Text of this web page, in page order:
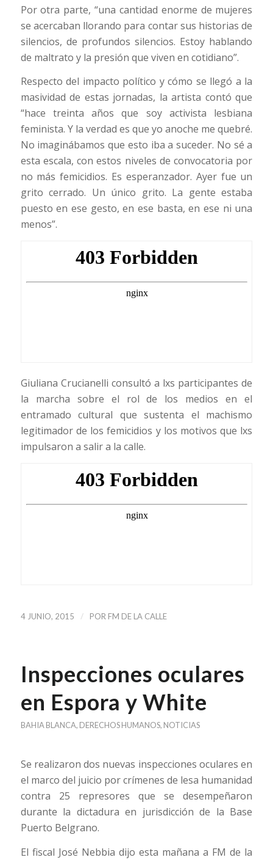
Por otra parte, “una cantidad enorme de mujeres
se acercaban llorando para contar sus historias de
silencios, de profundos silencios. Estoy hablando
de maltrato y la presión que viven en cotidiano”.
Respecto del impacto político y cómo se llegó a la
masividad de estas jornadas, la artista contó que
“hace treinta años que soy activista lesbiana
feminista. Y la verdad es que yo anoche me quebré.
No imaginábamos que esto iba a suceder. No sé a
esta escala, con estos niveles de convocatoria por
no más femicidios. Es esperanzador. Ayer fue un
grito cerrado. Un único grito. La gente estaba
puesto en ese gesto, en ese basta, en ese ni una
menos”.
Giuliana Crucianelli consultó a lxs participantes de
la marcha sobre el rol de los medios en el
entramado cultural que sustenta el machismo
legitimador de losfemicidios y los motivos que lxs
impulsaron a salir a la calle.
4 JUNIO, 2015 / POR FM DE LA CALLE
Inspecciones oculares
en Espora y White
BAHIA BLANCA, DERECHOS HUMANOS, NOTICIAS
Se realizaron dos nuevas inspecciones oculares en
el marco del juicio por crímenes de lesa humanidad
contra 25 represores que se desempeñaron
durante la dictadura en jurisdicción de la Base
Puerto Belgrano.
El fiscal José Nebbia dijo esta mañana a FM de la